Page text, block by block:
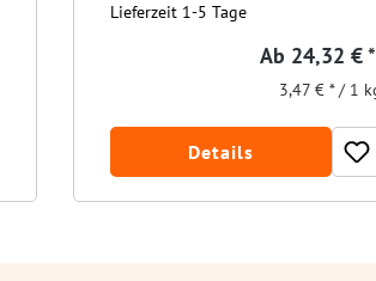
Lieferzeit 1-5 Tage
Ab 24,32 € *
3,47 € * / 1
Details